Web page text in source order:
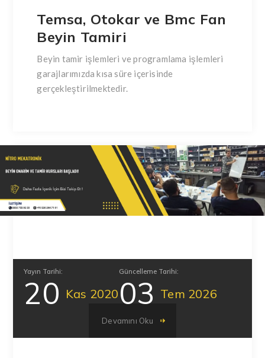
Temsa, Otokar ve Bmc Fan
Beyin Tamiri
Beyin tamir işlemleri ve programlama işlemleri
garajlarımızda kısa süre içerisinde
gerçekleştirilmektedir.
Yayın Tarihi:
20 Kas 2020
Güncelleme Tarihi:
03 Tem 2026
Devamını Oku